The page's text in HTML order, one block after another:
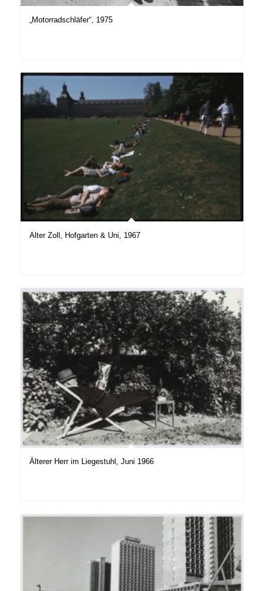
„Motorradschläfer“, 1975
Alter Zoll, Hofgarten & Uni, 1967
Älterer Herr im Liegestuhl, Juni 1966